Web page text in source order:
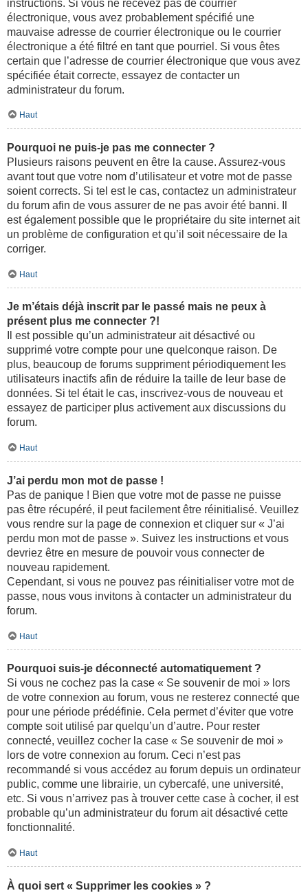
instructions. Si vous ne recevez pas de courrier
électronique, vous avez probablement spécifié une
mauvaise adresse de courrier électronique ou le courrier
électronique a été filtré en tant que pourriel. Si vous êtes
certain que l’adresse de courrier électronique que vous avez
spécifiée était correcte, essayez de contacter un
administrateur du forum.
Haut
Pourquoi ne puis-je pas me connecter ?
Plusieurs raisons peuvent en être la cause. Assurez-vous
avant tout que votre nom d’utilisateur et votre mot de passe
soient corrects. Si tel est le cas, contactez un administrateur
du forum afin de vous assurer de ne pas avoir été banni. Il
est également possible que le propriétaire du site internet ait
un problème de configuration et qu’il soit nécessaire de la
corriger.
Haut
Je m’étais déjà inscrit par le passé mais ne peux à
présent plus me connecter ?!
Il est possible qu’un administrateur ait désactivé ou
supprimé votre compte pour une quelconque raison. De
plus, beaucoup de forums suppriment périodiquement les
utilisateurs inactifs afin de réduire la taille de leur base de
données. Si tel était le cas, inscrivez-vous de nouveau et
essayez de participer plus activement aux discussions du
forum.
Haut
J’ai perdu mon mot de passe !
Pas de panique ! Bien que votre mot de passe ne puisse
pas être récupéré, il peut facilement être réinitialisé. Veuillez
vous rendre sur la page de connexion et cliquer sur « J’ai
perdu mon mot de passe ». Suivez les instructions et vous
devriez être en mesure de pouvoir vous connecter de
nouveau rapidement.
Cependant, si vous ne pouvez pas réinitialiser votre mot de
passe, nous vous invitons à contacter un administrateur du
forum.
Haut
Pourquoi suis-je déconnecté automatiquement ?
Si vous ne cochez pas la case « Se souvenir de moi » lors
de votre connexion au forum, vous ne resterez connecté que
pour une période prédéfinie. Cela permet d’éviter que votre
compte soit utilisé par quelqu’un d’autre. Pour rester
connecté, veuillez cocher la case « Se souvenir de moi »
lors de votre connexion au forum. Ceci n’est pas
recommandé si vous accédez au forum depuis un ordinateur
public, comme une librairie, un cybercafé, une université,
etc. Si vous n’arrivez pas à trouver cette case à cocher, il est
probable qu’un administrateur du forum ait désactivé cette
fonctionnalité.
Haut
À quoi sert « Supprimer les cookies » ?